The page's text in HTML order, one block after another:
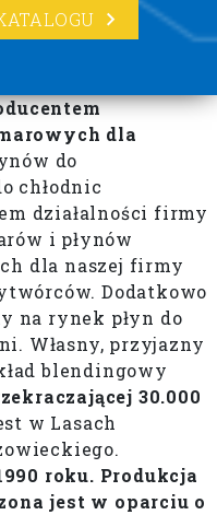
dla
do
chłodnic
działalności firmy
i płynów
dla naszej firmy
Dodatkowo
na rynek płyn do
Własny, przyjazny
blendingowy
30.000
w Lasach
roku. Produkcja
jest w oparciu o